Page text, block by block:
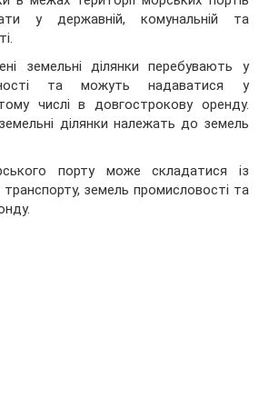
у державній, комунальній та
земельні ділянки перебувають у
та можуть надаватися у
числі в довгострокову оренду.
ділянки належать до земель
порту може складатися із
земель промисловості та